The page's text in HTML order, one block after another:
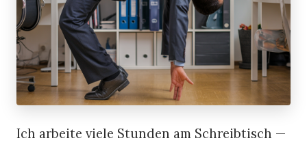
Ich arbeite viele Stunden am Schreibtisch —